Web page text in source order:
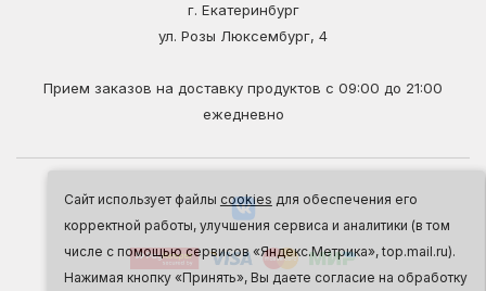
Сайт использует файлы cookies для обеспечения его
корректной работы, улучшения сервиса и аналитики (в том
числе с помощью сервисов «Яндекс.Метрика», top.mail.ru).
Нажимая кнопку «Принять», Вы даете согласие на обработку
г. Екатеринбург
ул. Розы Люксембург, 4
Прием заказов на доставку продуктов с 09:00 до 21:00
ежедневно